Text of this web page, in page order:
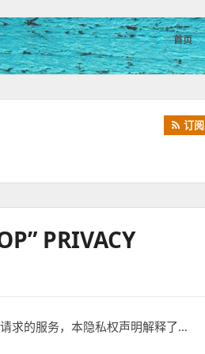
首页
订阅
PRIVACY
求的服务，本隐私权声明解释了…